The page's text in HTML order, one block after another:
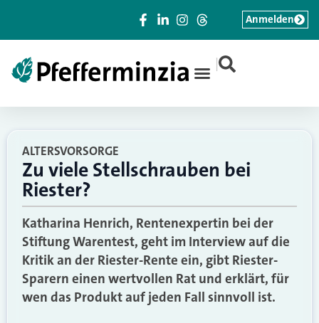
|
Anmelden
ALTERSVORSORGE
Zu viele Stellschrauben bei
Riester?
Katharina Henrich, Rentenexpertin bei der
Stiftung Warentest, geht im Interview auf die
Kritik an der Riester-Rente ein, gibt Riester-
Sparern einen wertvollen Rat und erklärt, für
wen das Produkt auf jeden Fall sinnvoll ist.